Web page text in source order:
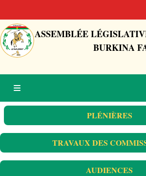
ASSEMBLÉE
BURKINA
PLÉNIÈRES
TRAVAUX DES
AUDIENCES